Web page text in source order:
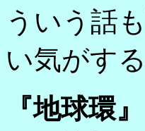
ういう話
い気がする
『地球環